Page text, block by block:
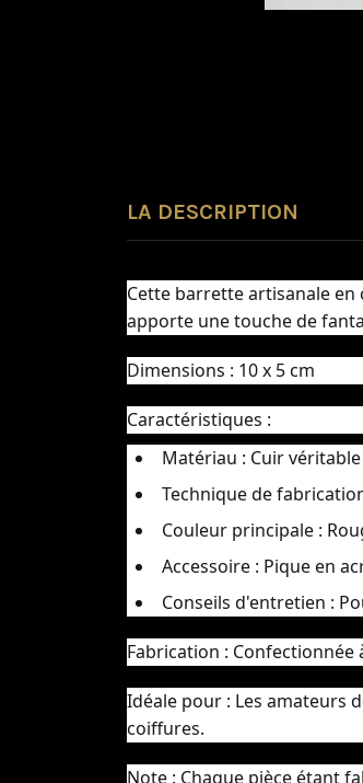
LA DESCRIPTION
Cette barrette artisanale en
apporte une touche de
Dimensions : 10 x 5 cm
Caractéristiques :
Matériau : Cuir véritable
Technique de
Couleur principale :
Accessoire : Pique en
Conseils d'entretien :
Fabrication : Confectionnée
Idéale pour : Les amateurs
coiffures.
Note : Chaque pièce étant